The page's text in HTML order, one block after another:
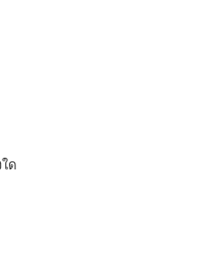
ด